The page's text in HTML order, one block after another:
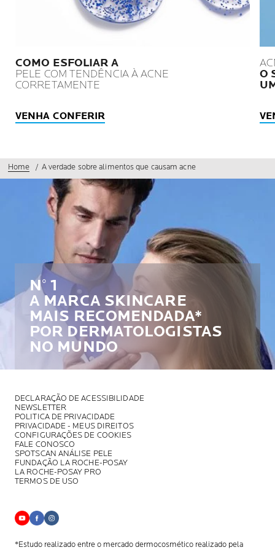
COMO ESFOLIAR A
PELE COM TENDÊNCIA À ACNE
CORRETAMENTE
VENHA CONFERIR
O
Home A verdade sobre alimentos que causam acne
N° 1
A MARCA SKINCARE
MAIS RECOMENDADA*
POR DERMATOLOGISTAS
NO MUNDO
DECLARAÇÃO DE ACESSIBILIDADE
NEWSLETTER
POLITICA DE PRIVACIDADE
PRIVACIDADE - MEUS DIREITOS
CONFIGURAÇÕES DE COOKIES
FALE CONOSCO
SPOTSCAN ANÁLISE PELE
FUNDAÇÃO LA ROCHE-POSAY
LA ROCHE-POSAY PRO
TERMOS DE USO
*Estudo realizado entre o mercado dermocosmético realizado pela